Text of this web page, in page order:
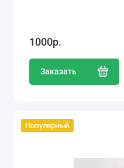
1000р.
Заказать
Популярный